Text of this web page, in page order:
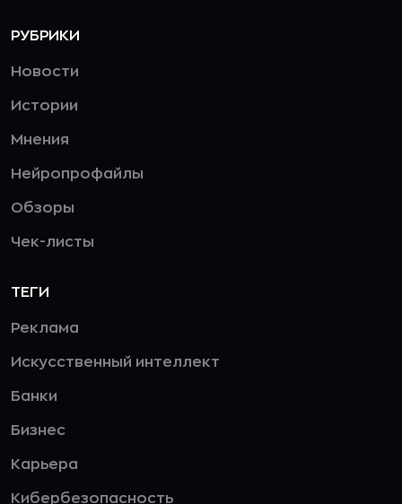
РУБРИКИ
Новости
Истории
Мнения
Нейропрофайлы
Обзоры
Чек-листы
ТЕГИ
Реклама
Искусственный интеллект
Банки
Бизнес
Карьера
Кибербезопасность